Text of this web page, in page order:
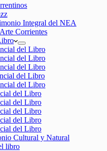
Integral del NEA
Corrientes
del Libro
del Libro
del Libro
del Libro
del Libro
del Libro
del Libro
del Libro
del Libro
del Libro
Cultural y Natural
libro